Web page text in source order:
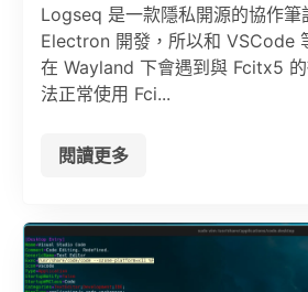
Logseq 是一款隱私開源的協作筆
Electron 開發，所以和 VSCode
在 Wayland 下會遇到與 Fcitx5
法正常使用 Fci...
閱讀更多